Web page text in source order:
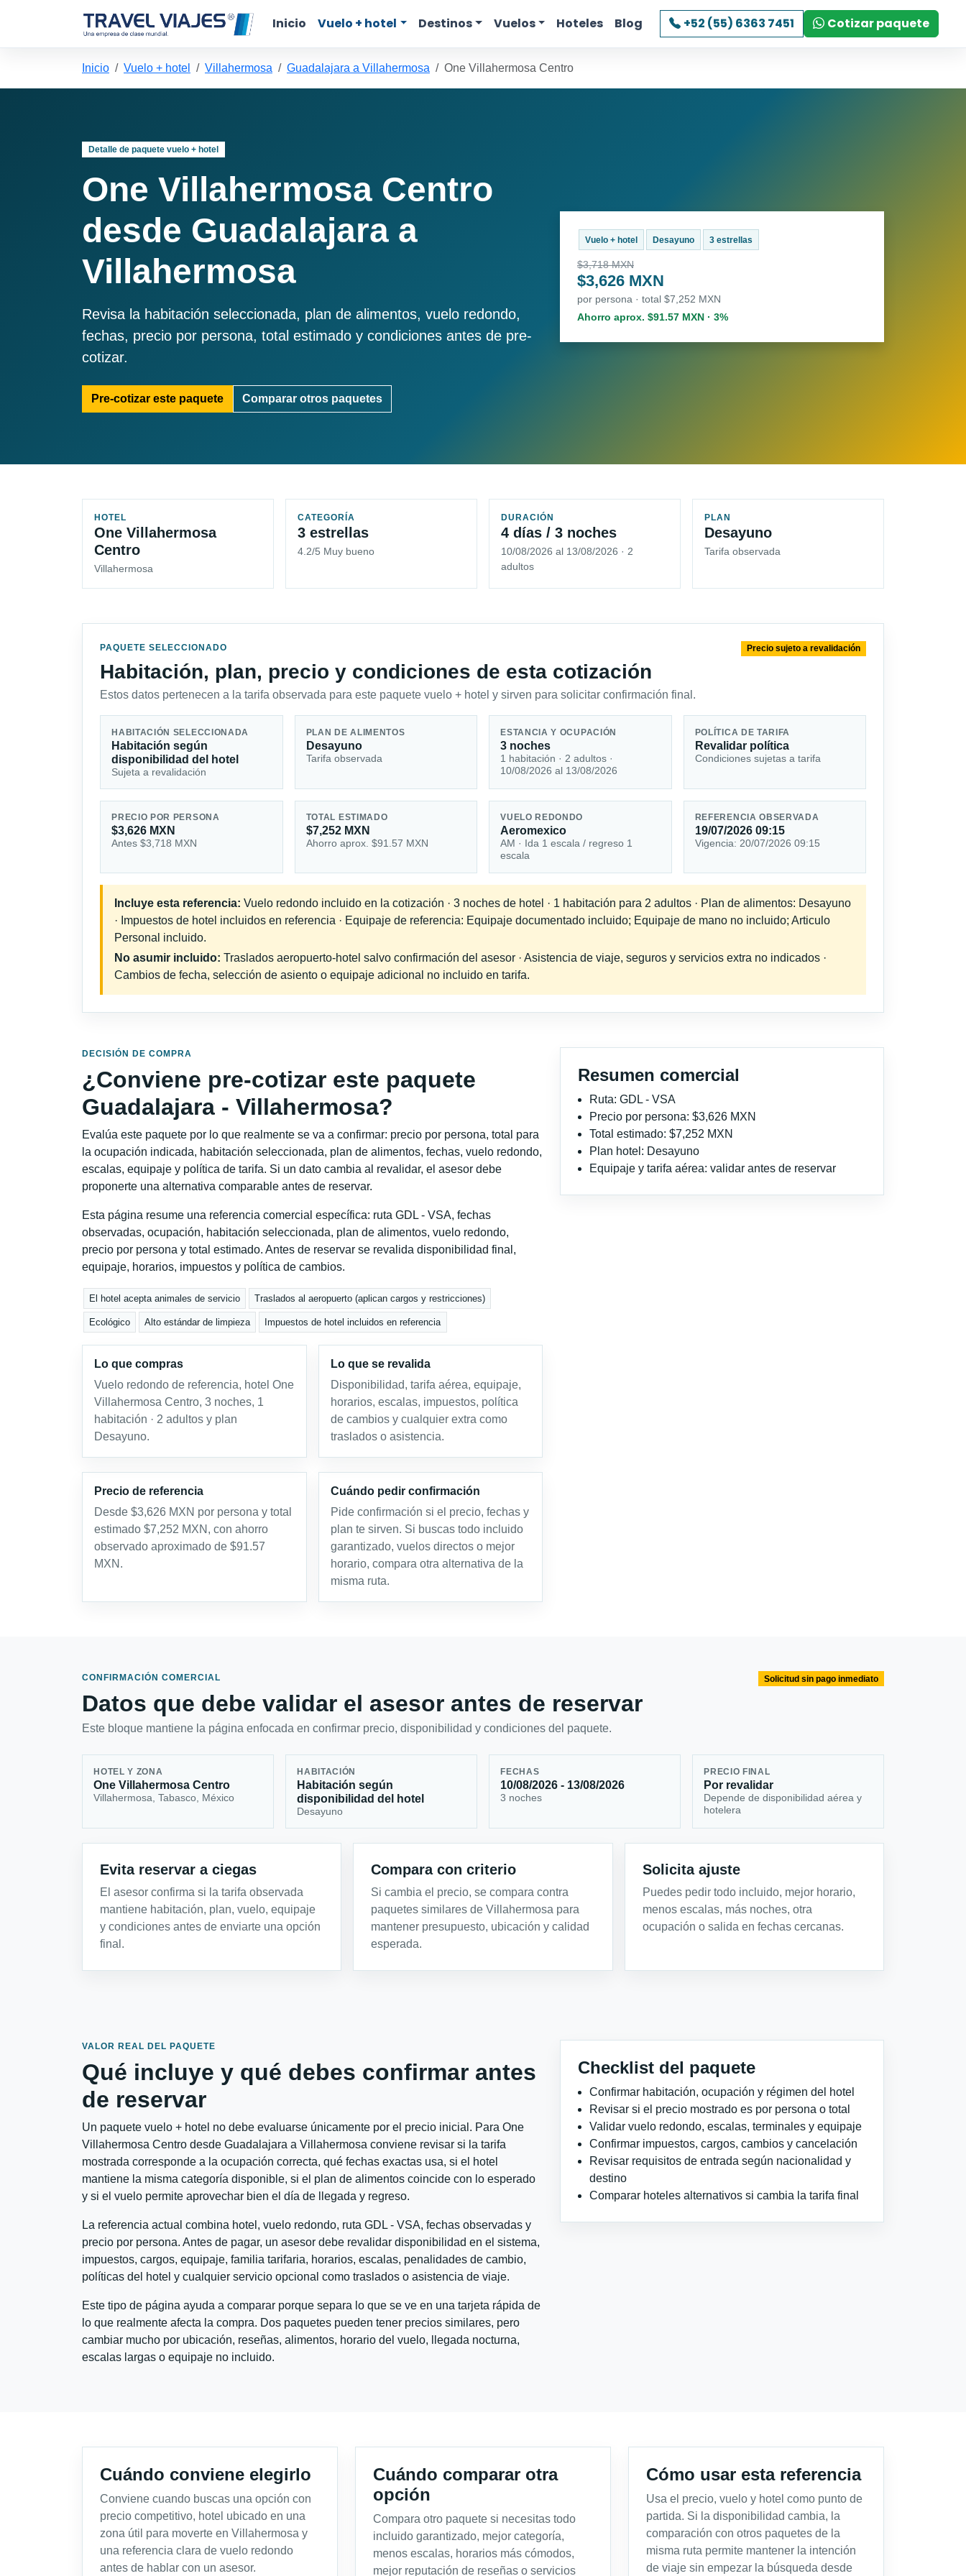
Inicio Vuelo + hotel Destinos Vuelos Hoteles Blog +52 (55) 6363 7451 Cotizar paquete
Inicio Vuelo + hotel Villahermosa Guadalajara a Villahermosa One Villahermosa Centro
Detalle de paquete vuelo + hotel
One Villahermosa Centro
desde Guadalajara a
Villahermosa
Revisa la habitación seleccionada, plan de alimentos, vuelo redondo,
fechas, precio por persona, total estimado y condiciones antes de pre-
cotizar.
Pre-cotizar este paquete Comparar otros paquetes
Vuelo + hotel Desayuno 3 estrellas
$3,718 MXN
$3,626 MXN
por persona · total $7,252 MXN
Ahorro aprox. $91.57 MXN · 3%
HOTEL
One Villahermosa
Centro
Villahermosa
CATEGORÍA
3 estrellas
4.2/5 Muy bueno
DURACIÓN
4 días / 3 noches
10/08/2026 al 13/08/2026 · 2
adultos
PLAN
Desayuno
Tarifa observada
PAQUETE SELECCIONADO
Habitación, plan, precio y condiciones de esta cotización
Estos datos pertenecen a la tarifa observada para este paquete vuelo + hotel y sirven para solicitar confirmación final.
Precio sujeto a revalidación
HABITACIÓN SELECCIONADA
Habitación según
disponibilidad del hotel
Sujeta a revalidación
PLAN DE ALIMENTOS
Desayuno
Tarifa observada
ESTANCIA Y OCUPACIÓN
3 noches
1 habitación · 2 adultos ·
10/08/2026 al 13/08/2026
POLÍTICA DE TARIFA
Revalidar política
Condiciones sujetas a tarifa
PRECIO POR PERSONA
$3,626 MXN
Antes $3,718 MXN
TOTAL ESTIMADO
$7,252 MXN
Ahorro aprox. $91.57 MXN
VUELO REDONDO
Aeromexico
AM · Ida 1 escala / regreso 1
escala
REFERENCIA OBSERVADA
19/07/2026 09:15
Vigencia: 20/07/2026 09:15
Incluye esta referencia: Vuelo redondo incluido en la cotización · 3 noches de hotel · 1 habitación para 2 adultos · Plan de alimentos: Desayuno
· Impuestos de hotel incluidos en referencia · Equipaje de referencia: Equipaje documentado incluido; Equipaje de mano no incluido; Articulo
Personal incluido.
No asumir incluido: Traslados aeropuerto-hotel salvo confirmación del asesor · Asistencia de viaje, seguros y servicios extra no indicados ·
Cambios de fecha, selección de asiento o equipaje adicional no incluido en tarifa.
DECISIÓN DE COMPRA
¿Conviene pre-cotizar este paquete
Guadalajara - Villahermosa?
Evalúa este paquete por lo que realmente se va a confirmar: precio por persona, total para
la ocupación indicada, habitación seleccionada, plan de alimentos, fechas, vuelo redondo,
escalas, equipaje y política de tarifa. Si un dato cambia al revalidar, el asesor debe
proponerte una alternativa comparable antes de reservar.
Esta página resume una referencia comercial específica: ruta GDL - VSA, fechas
observadas, ocupación, habitación seleccionada, plan de alimentos, vuelo redondo,
precio por persona y total estimado. Antes de reservar se revalida disponibilidad final,
equipaje, horarios, impuestos y política de cambios.
El hotel acepta animales de servicio Traslados al aeropuerto (aplican cargos y restricciones)
Ecológico Alto estándar de limpieza Impuestos de hotel incluidos en referencia
Lo que compras
Vuelo redondo de referencia, hotel One
Villahermosa Centro, 3 noches, 1
habitación · 2 adultos y plan
Desayuno.
Lo que se revalida
Disponibilidad, tarifa aérea, equipaje,
horarios, escalas, impuestos, política
de cambios y cualquier extra como
traslados o asistencia.
Precio de referencia
Desde $3,626 MXN por persona y total
estimado $7,252 MXN, con ahorro
observado aproximado de $91.57
MXN.
Cuándo pedir confirmación
Pide confirmación si el precio, fechas y
plan te sirven. Si buscas todo incluido
garantizado, vuelos directos o mejor
horario, compara otra alternativa de la
misma ruta.
Resumen comercial
Ruta: GDL - VSA
Precio por persona: $3,626 MXN
Total estimado: $7,252 MXN
Plan hotel: Desayuno
Equipaje y tarifa aérea: validar antes de reservar
CONFIRMACIÓN COMERCIAL
Datos que debe validar el asesor antes de reservar
Este bloque mantiene la página enfocada en confirmar precio, disponibilidad y condiciones del paquete.
Solicitud sin pago inmediato
HOTEL Y ZONA
One Villahermosa Centro
Villahermosa, Tabasco, México
HABITACIÓN
Habitación según
disponibilidad del hotel
Desayuno
FECHAS
10/08/2026 - 13/08/2026
3 noches
PRECIO FINAL
Por revalidar
Depende de disponibilidad aérea y
hotelera
Evita reservar a ciegas
El asesor confirma si la tarifa observada
mantiene habitación, plan, vuelo, equipaje
y condiciones antes de enviarte una opción
final.
Compara con criterio
Si cambia el precio, se compara contra
paquetes similares de Villahermosa para
mantener presupuesto, ubicación y calidad
esperada.
Solicita ajuste
Puedes pedir todo incluido, mejor horario,
menos escalas, más noches, otra
ocupación o salida en fechas cercanas.
VALOR REAL DEL PAQUETE
Qué incluye y qué debes confirmar antes
de reservar
Un paquete vuelo + hotel no debe evaluarse únicamente por el precio inicial. Para One
Villahermosa Centro desde Guadalajara a Villahermosa conviene revisar si la tarifa
mostrada corresponde a la ocupación correcta, qué fechas exactas usa, si el hotel
mantiene la misma categoría disponible, si el plan de alimentos coincide con lo esperado
y si el vuelo permite aprovechar bien el día de llegada y regreso.
La referencia actual combina hotel, vuelo redondo, ruta GDL - VSA, fechas observadas y
precio por persona. Antes de pagar, un asesor debe revalidar disponibilidad en el sistema,
impuestos, cargos, equipaje, familia tarifaria, horarios, escalas, penalidades de cambio,
políticas del hotel y cualquier servicio opcional como traslados o asistencia de viaje.
Este tipo de página ayuda a comparar porque separa lo que se ve en una tarjeta rápida de
lo que realmente afecta la compra. Dos paquetes pueden tener precios similares, pero
cambiar mucho por ubicación, reseñas, alimentos, horario del vuelo, llegada nocturna,
escalas largas o equipaje no incluido.
Checklist del paquete
Confirmar habitación, ocupación y régimen del hotel
Revisar si el precio mostrado es por persona o total
Validar vuelo redondo, escalas, terminales y equipaje
Confirmar impuestos, cargos, cambios y cancelación
Revisar requisitos de entrada según nacionalidad y
destino
Comparar hoteles alternativos si cambia la tarifa final
Cuándo conviene elegirlo
Conviene cuando buscas una opción con
precio competitivo, hotel ubicado en una
zona útil para moverte en Villahermosa y
una referencia clara de vuelo redondo
antes de hablar con un asesor.
Cuándo comparar otra
opción
Compara otro paquete si necesitas todo
incluido garantizado, mejor categoría,
menos escalas, horarios más cómodos,
mejor reputación de reseñas o servicios
Cómo usar esta referencia
Usa el precio, vuelo y hotel como punto de
partida. Si la disponibilidad cambia, la
comparación con otros paquetes de la
misma ruta permite mantener la intención
de viaje sin empezar la búsqueda desde